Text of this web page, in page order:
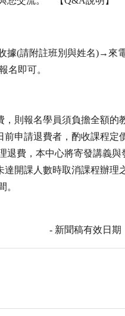
據(請附註班別與姓名)→來
名即可。
則報名學員須負擔全額的
申請退費者，酌收課程定
費，本中心將寄發講義與
開課人數時取消課程辦理
。
- 新聞稿有效日期